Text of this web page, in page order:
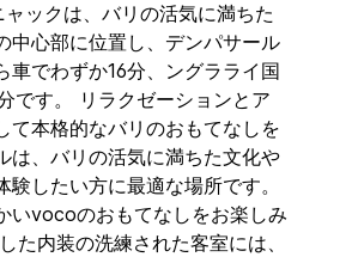
ー
を
読
む.
同
じ
ペ
ー
ジ
の
リ
ン
ク。
ックは、バリの活気に満ちた
中心部に位置し、デンパサール
車でわずか16分、ングラライ国
です。 リラクゼーションとア
て本格的なバリのおもてなしを
は、バリの活気に満ちた文化や
したい方に最適な場所です。
いvocoのおもてなしをお楽しみ
た内装の洗練された客室には、